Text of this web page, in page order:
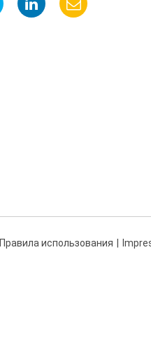
Правила использования